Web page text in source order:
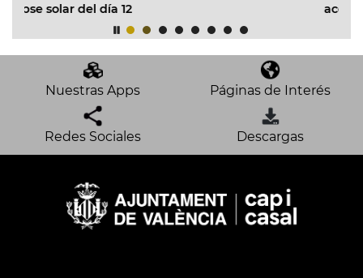
acondicionado en todas las
Nuestras Apps Páginas de Interés
Redes Sociales Descargas